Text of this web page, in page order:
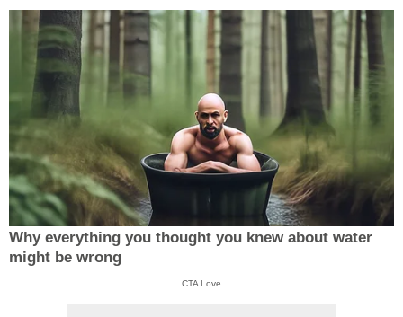
Why everything you thought you knew about water
might be wrong
CTA Love